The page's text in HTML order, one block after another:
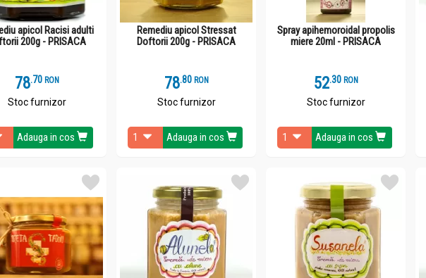
apicol Racisi adulti
200g - PRISACA
78.7 RON
Stoc furnizor
Adauga in cos
Remediu apicol Stressat
Doftorii 200g - PRISACA
78.8 RON
Stoc furnizor
Adauga in cos
Spray apihemoroidal propolis
miere 20ml - PRISACA
52.3 RON
Stoc furnizor
Adauga in cos